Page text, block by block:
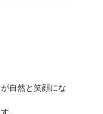
自然と笑顔にな
。